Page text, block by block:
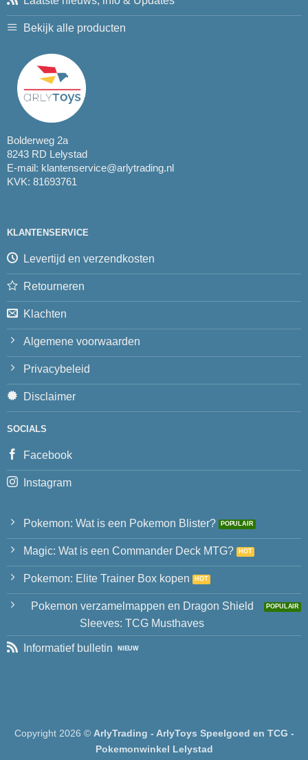
Bekijk alle producten
Bolderweg 2a
8243 RD Lelystad
E-mail: klantenservice@arlytrading.nl
KVK: 81693761
KLANTENSERVICE
Levertijd en verzendkosten
Retourneren
Klachten
Algemene voorwaarden
Privacybeleid
Disclaimer
SOCIALS
Facebook
Instagram
Pokemon: Wat is een Pokemon Blister?
Magic: Wat is een Commander Deck MTG?
Pokemon: Elite Trainer Box kopen
Pokemon verzamelmappen en Dragon Shield
Sleeves: TCG Musthaves
Informatief bulletin
Copyright 2026 © ArlyTrading - ArlyToys Speelgoed en TCG -
Pokemonwinkel Lelystad